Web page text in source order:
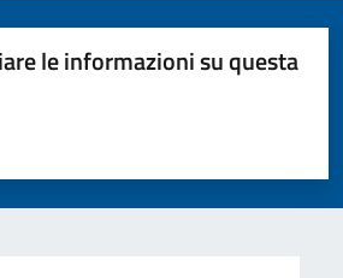
le informazioni su questa
5 stelle su 5
su 5
su 5
5